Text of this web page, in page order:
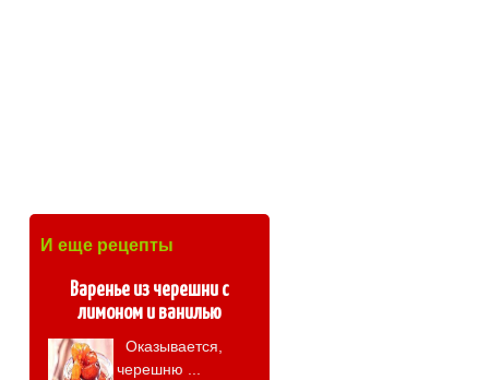
И еще рецепты
Варенье из черешни с
лимоном и ванилью
Оказывается,
черешню ...